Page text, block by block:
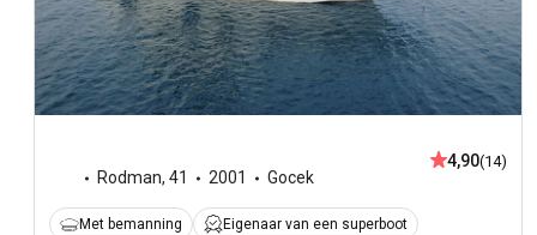
Rodman, 41 2001 Gocek
4,90(14)
Met bemanning
Eigenaar van een superboot